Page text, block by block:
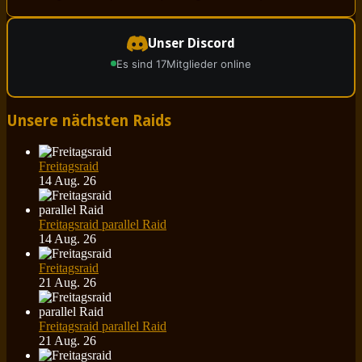
Unser Discord
Es sind 17Mitglieder online
Unsere nächsten Raids
Freitagsraid
14 Aug. 26
Freitagsraid parallel Raid
14 Aug. 26
Freitagsraid
21 Aug. 26
Freitagsraid parallel Raid
21 Aug. 26